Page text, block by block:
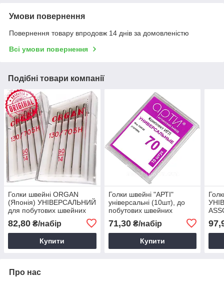
Умови повернення
Повернення товару впродовж 14 днів за домовленістю
Всі умови повернення
Подібні товари компанії
Голки швейні ORGAN
(Японія) УНІВЕРСАЛЬНИЙ
для побутових швейних
82,80 ₴/набір
Купити
Голки швейні "АРТІ"
універсальні (10шт), до
побутових швейних
71,30₴/набір
Купити
Про нас